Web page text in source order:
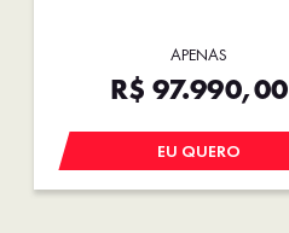
APENAS
R$ 97.990,00
EU QUERO